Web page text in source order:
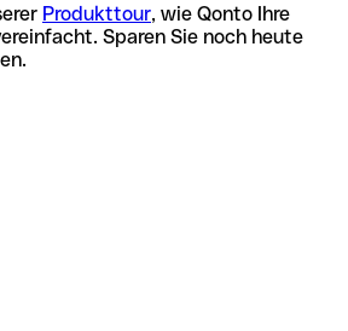
Produkttour, wie Qonto Ihre
Sparen Sie noch heute